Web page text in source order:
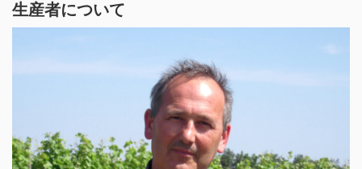
生産者について